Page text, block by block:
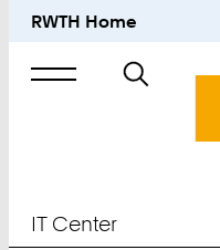
RWTH Home
Suche
nach
IT Center